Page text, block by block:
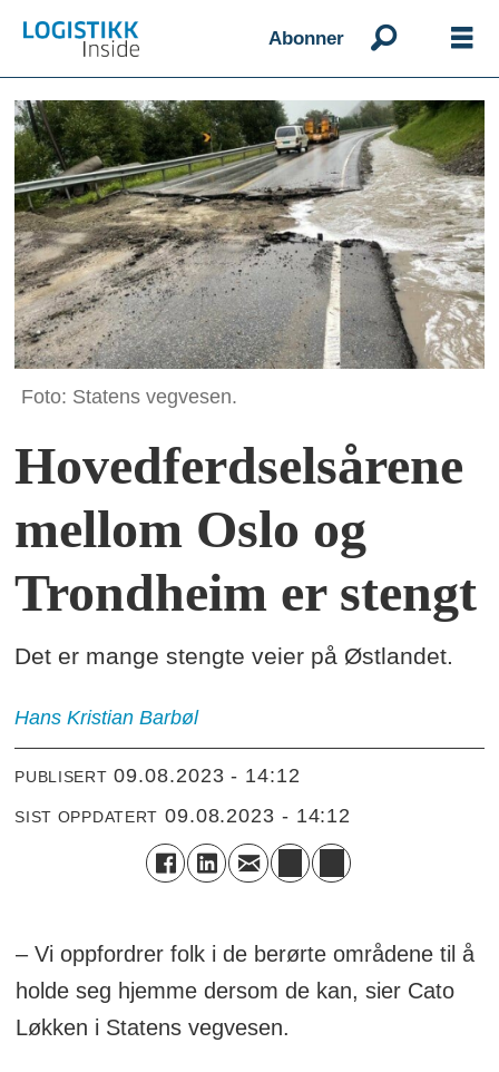
Abonner
Foto: Statens vegvesen.
Hovedferdselsårene
mellom Oslo og
Trondheim er stengt
Det er mange stengte veier på Østlandet.
Hans Kristian Barbøl
PUBLISERT 09.08.2023 - 14:12
SIST OPPDATERT 09.08.2023 - 14:12
– Vi oppfordrer folk i de berørte områdene til å
holde seg hjemme dersom de kan, sier Cato
Løkken i Statens vegvesen.